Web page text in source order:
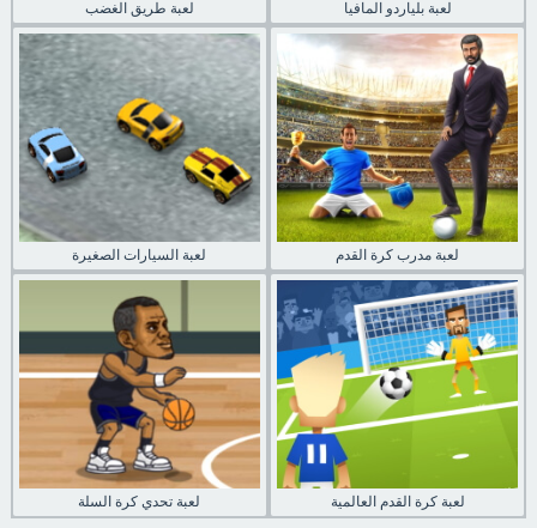
لعبة طريق الغضب لعبة بلياردو المافيا
لعبة السيارات الصغيرة لعبة مدرب كرة القدم
لعبة تحدي كرة السلة لعبة كرة القدم العالمية